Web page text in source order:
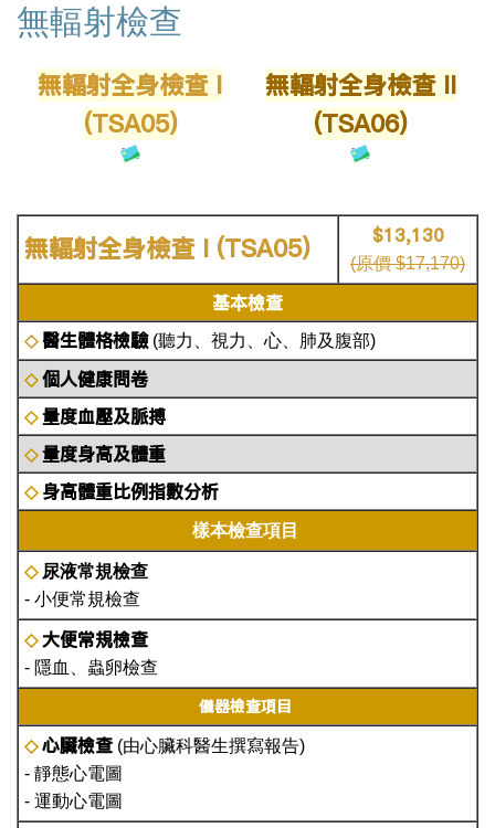
無輻射檢查
無輻射全身檢查 I
(TSA05)
無輻射全身檢查 II
(TSA06)
無輻射全身檢查 I (TSA05) $13,130
(原價 $17,170)
基本檢查
◇ 醫生體格檢驗(聽力、視力、心、肺及腹部)
◇ 個人健康問卷
◇ 量度血壓及脈搏
◇ 量度身高及體重
◇ 身高體重比例指數分析
樣本檢查項目
◇ 尿液常規檢查
- 小便常規檢查
◇大便常規檢查
- 隱血、蟲卵檢查
儀器檢查項目
◇心臟檢查 (由心臟科醫生撰寫報告)
- 靜態心電圖
- 運動心電圖